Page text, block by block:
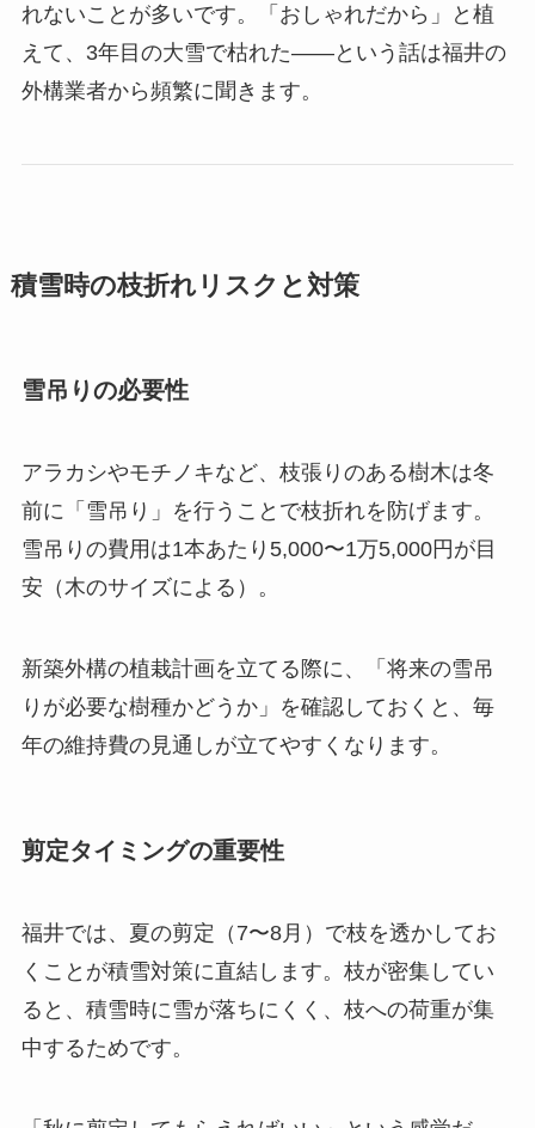
れないことが多いです。「おしゃれだから」と植
えて、3年目の大雪で枯れた――という話は福井の
外構業者から頻繁に聞きます。
積雪時の枝折れリスクと対策
雪吊りの必要性
アラカシやモチノキなど、枝張りのある樹木は冬
前に「雪吊り」を行うことで枝折れを防げます。
雪吊りの費用は1本あたり5,000〜1万5,000円が目
安（木のサイズによる）。
新築外構の植栽計画を立てる際に、「将来の雪吊
りが必要な樹種かどうか」を確認しておくと、毎
年の維持費の見通しが立てやすくなります。
剪定タイミングの重要性
福井では、夏の剪定（7〜8月）で枝を透かしてお
くことが積雪対策に直結します。枝が密集してい
ると、積雪時に雪が落ちにくく、枝への荷重が集
中するためです。